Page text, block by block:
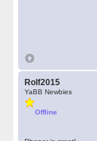
Rolf2015
YaBB Newbies
Offline